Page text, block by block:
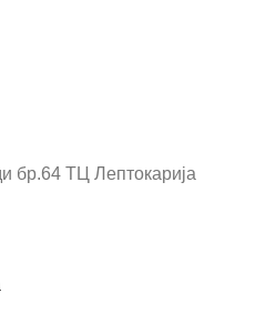
бр.64 ТЦ Лептокарија